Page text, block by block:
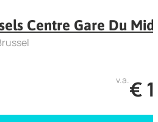
Centre Gare Du Midi
v.a.€